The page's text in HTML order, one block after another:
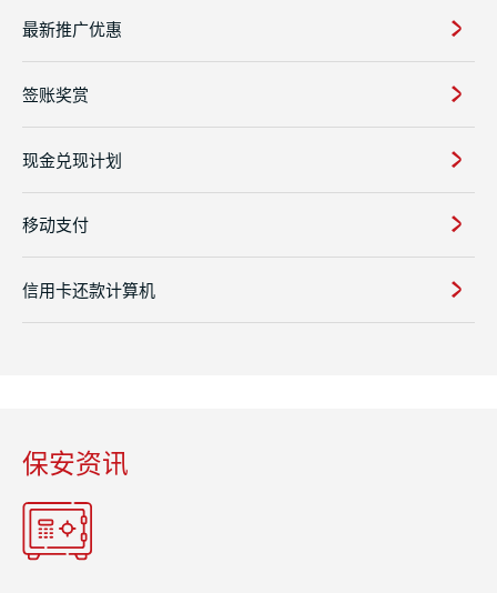
最新推广优惠
签账奖赏
现金兑现计划
移动支付
信用卡还款计算机
保安资讯